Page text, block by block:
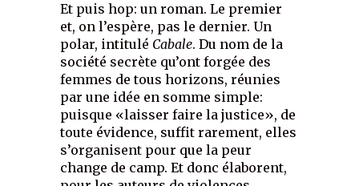
Et puis hop: un roman. Le premier
et, on l’espère, pas le dernier. Un
polar, intitulé Cabale. Du nom de la
société secrète qu’ont forgée des
femmes de tous horizons, réunies
par une idée en somme simple:
puisque «laisser faire la justice», de
toute évidence, suffit rarement, elles
s’organisent pour que la peur
change de camp. Et donc élaborent,